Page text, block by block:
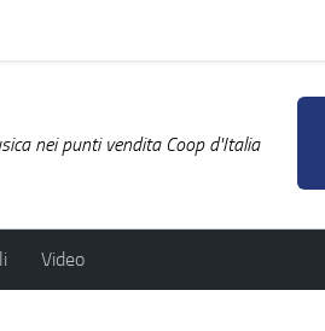
nei punti vendita Coop d'Italia
Video